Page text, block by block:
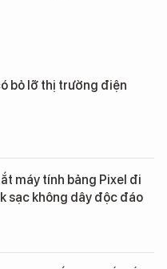
bỏ lỡ thị trường điện
máy tính bảng Pixel đi
sạc không dây độc đáo